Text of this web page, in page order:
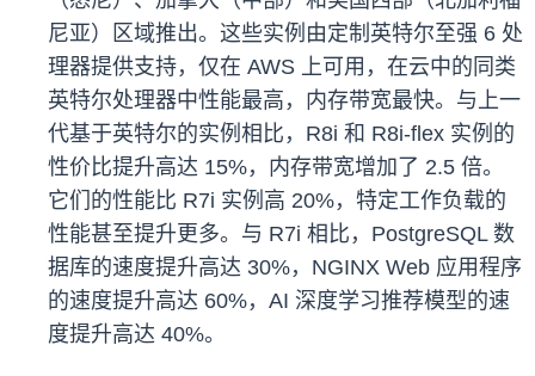
尼亚）区域推出。这些实例由定制英特尔至强 6 处
理器提供支持，仅在 AWS 上可用，在云中的同类
英特尔处理器中性能最高，内存带宽最快。与上一
代基于英特尔的实例相比，R8i 和 R8i-flex 实例的
性价比提升高达 15%，内存带宽增加了 2.5 倍。
它们的性能比 R7i 实例高 20%，特定工作负载的
性能甚至提升更多。与 R7i 相比，PostgreSQL 数
据库的速度提升高达 30%，NGINX Web 应用程序
的速度提升高达 60%，AI 深度学习推荐模型的速
度提升高达 40%。